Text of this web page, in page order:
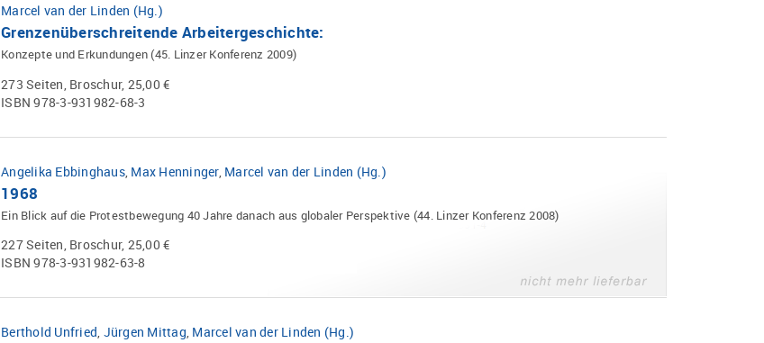
Marcel van der Linden (Hg.)
Grenzenüberschreitende Arbeitergeschichte:
Konzepte und Erkundungen (45. Linzer Konferenz 2009)
273 Seiten, Broschur, 25,00 €
ISBN 978-3-931982-68-3
Angelika Ebbinghaus, Max Henninger, Marcel van der Linden (Hg.)
1968
Ein Blick auf die Protestbewegung 40 Jahre danach aus globaler Perspektive (44. Linzer Konferenz 2008)
227 Seiten, Broschur, 25,00 €
ISBN 978-3-931982-63-8
Berthold Unfried, Jürgen Mittag, Marcel van der Linden (Hg.)